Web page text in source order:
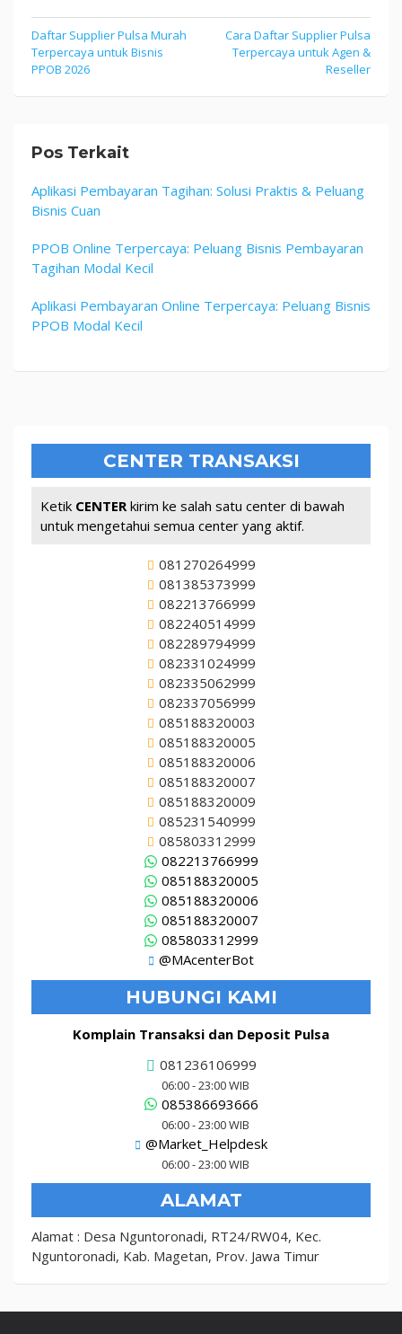
Navigasi
pos
Daftar Supplier Pulsa Murah
Terpercaya untuk Bisnis
PPOB 2026
Cara Daftar Supplier Pulsa
Terpercaya untuk Agen &
Reseller
Pos Terkait
Aplikasi Pembayaran Tagihan: Solusi Praktis & Peluang
Bisnis Cuan
PPOB Online Terpercaya: Peluang Bisnis Pembayaran
Tagihan Modal Kecil
Aplikasi Pembayaran Online Terpercaya: Peluang Bisnis
PPOB Modal Kecil
CENTER TRANSAKSI
Ketik CENTER kirim ke salah satu center di bawah
untuk mengetahui semua center yang aktif.
081270264999
081385373999
082213766999
082240514999
082289794999
082331024999
082335062999
082337056999
085188320003
085188320005
085188320006
085188320007
085188320009
085231540999
085803312999
082213766999
085188320005
085188320006
085188320007
085803312999
@MAcenterBot
HUBUNGI KAMI
Komplain Transaksi dan Deposit Pulsa
081236106999
06:00 - 23:00 WIB
085386693666
06:00 - 23:00 WIB
@Market_Helpdesk
06:00 - 23:00 WIB
ALAMAT
Alamat : Desa Nguntoronadi, RT24/RW04, Kec.
Nguntoronadi, Kab. Magetan, Prov. Jawa Timur